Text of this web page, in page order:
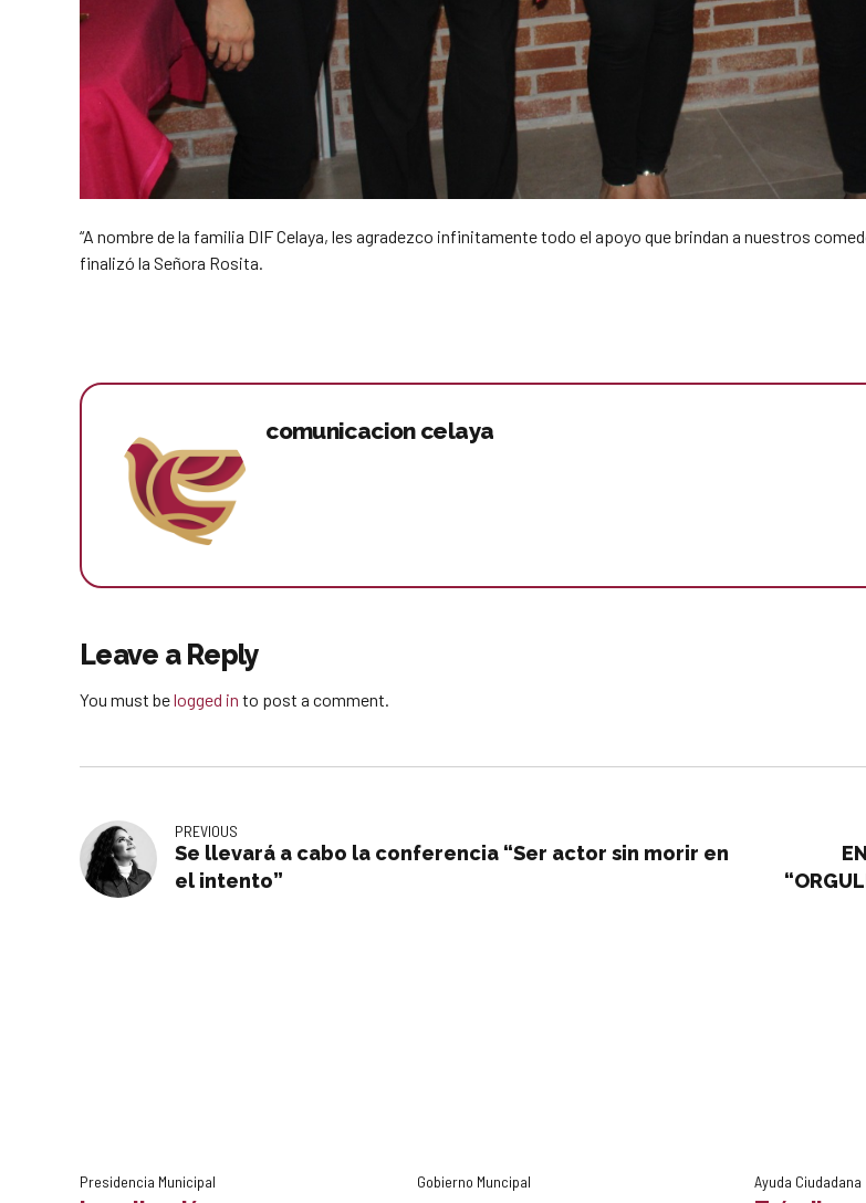
“A nombre de la familia DIF Celaya, les agradezco infinitamente todo el apoyo que brindan a nuestros
finalizó la Señora Rosita.
comunicacion celaya
Leave a Reply
You must belogged in to post a comment.
PREVIOUS
Se llevará a cabo la conferencia “Ser actor sin morir en
el intento”
Presidencia Municipal Gobierno Muncipal Ayuda Ciudadana